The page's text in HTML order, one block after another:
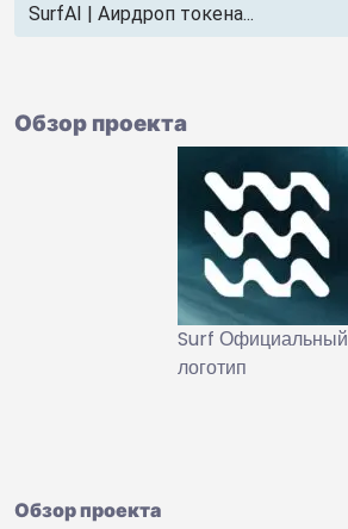
SurfAI | Аирдроп токена...
Обзор проекта
Surf Официальный
логотип
Обзор проекта